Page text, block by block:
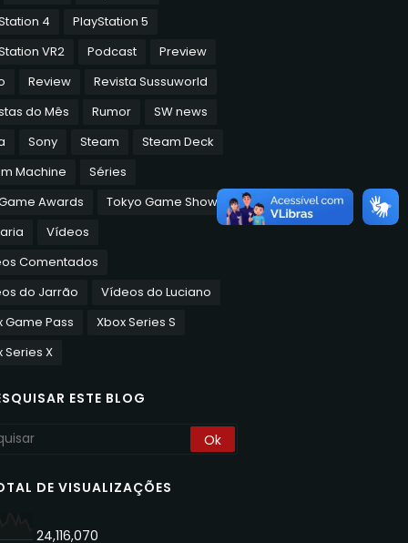
4
PlayStation 5
VR2
Podcast
Preview
Review
Revista Sussuworld
do Mês
Rumor
SW news
Sony Steam
Steam Deck
Machine
Séries
Awards
Tokyo Game Show
Vídeos
Comentados
do Jarrão
Vídeos do Luciano
Game Pass
Xbox Series S
Series X
ESTE BLOG
DE VISUALIZAÇÕES
24,116,070